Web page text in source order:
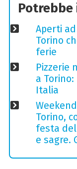
Aperti
Torino
ferie
Pizzerie
a Torino:
Italia
Torino,
festa
e sagre.